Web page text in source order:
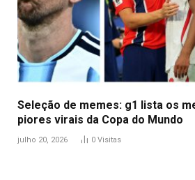
Seleção de memes: g1 lista os
piores virais da Copa do Mundo
julho 20, 2026 0 Visitas